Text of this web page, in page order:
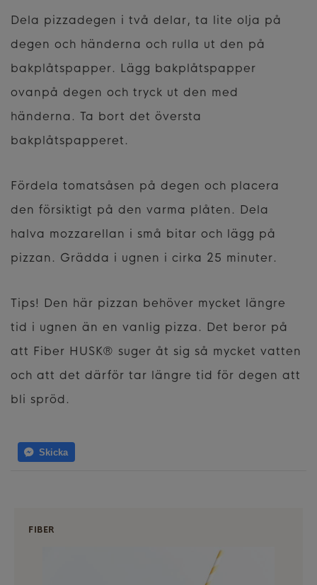
Dela pizzadegen i två delar, ta lite olja på
degen och händerna och rulla ut den på
bakplåtspapper. Lägg bakplåtspapper
ovanpå degen och tryck ut den med
händerna. Ta bort det översta
bakplåtspapperet.
Fördela tomatsåsen på degen och placera
den försiktigt på den varma plåten. Dela
halva mozzarellan i små bitar och lägg på
pizzan. Grädda i ugnen i cirka 25 minuter.
Tips! Den här pizzan behöver mycket längre
tid i ugnen än en vanlig pizza. Det beror på
att Fiber HUSK® suger åt sig så mycket vatten
och att det därför tar längre tid för degen att
bli spröd.
Skicka
FIBER